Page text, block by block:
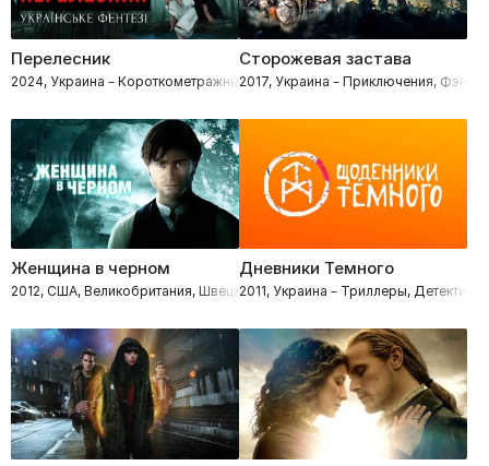
Перелесник
2024, Украина – Короткометражные, Ужасы, Фэнтези, Мистические
Сторожевая застава
2017, Украина – Приключения,
Женщина в черном
2012, США, Великобритания, Швеция, Канада – Триллеры, Драмы,
Дневники Темного
2011, Украина – Триллеры,